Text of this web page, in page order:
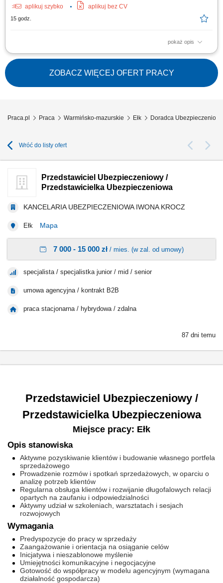
aplikuj szybko aplikuj bez CV
15 godz.
pokaż opis
Co będziesz robić? prowadzić spotkania z klientami indywidualnymi i
biznesowymi; analizować potrzeby klientów i dobierać rozwiązania
finansowe; rozwijać własny portfel klientów; budować długofalowe relacje
oparte na zaufaniu; rozwijać własny biznes pod marką Unum; Kogo
szukamy? osób...
ZOBACZ WIĘCEJ OFERT PRACY
Praca.pl Praca Warmińsko-mazurskie Ełk Doradca Ubezpieczeniowy
Wróć do listy ofert
Przedstawiciel Ubezpieczeniowy /
Przedstawicielka Ubezpieczeniowa
KANCELARIA UBEZPIECZENIOWA IWONA KROCZ
Ełk Mapa
7 000 - 15 000 zł/ mies. (w zal. od umowy)
specjalista / specjalistka junior / mid / senior
umowa agencyjna / kontrakt B2B
praca stacjonarna / hybrydowa / zdalna
87 dni temu
Przedstawiciel Ubezpieczeniowy /
Przedstawicielka Ubezpieczeniowa
Miejsce pracy: Ełk
Opis stanowiska
Aktywne pozyskiwanie klientów i budowanie własnego portfela
sprzedażowego
Prowadzenie rozmów i spotkań sprzedażowych, w oparciu o
analizę potrzeb klientów
Regularna obsługa klientów i rozwijanie długofalowych relacji
opartych na zaufaniu i odpowiedzialności
Aktywny udział w szkoleniach, warsztatach i sesjach
rozwojowych
Wymagania
Predyspozycje do pracy w sprzedaży
Zaangażowanie i orientacja na osiąganie celów
Inicjatywa i nieszablonowe myślenie
Umiejętności komunikacyjne i negocjacyjne
Gotowość do współpracy w modelu agencyjnym (wymagana
działalność gospodarcza)